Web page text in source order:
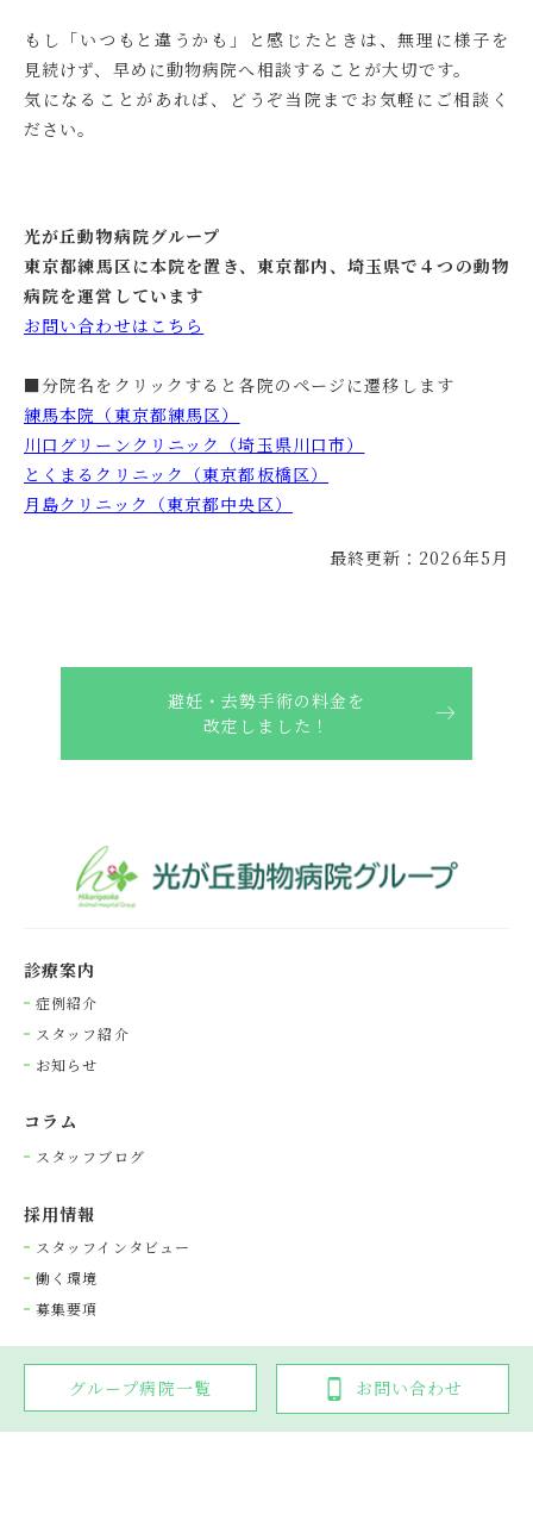
もし「いつもと違うかも」と感じたときは、無理に様子を
見続けず、早めに動物病院へ相談することが大切です。
気になることがあれば、どうぞ当院までお気軽にご相談く
ださい。
光が丘動物病院グループ
東京都練馬区に本院を置き、東京都内、埼玉県で４つの動物
病院を運営しています
お問い合わせはこちら
■分院名をクリックすると各院のページに遷移します
練馬本院（東京都練馬区）
川口グリーンクリニック（埼玉県川口市）
とくまるクリニック（東京都板橋区）
月島クリニック（東京都中央区）
最終更新：2026年5月
避妊・去勢手術の料金を
改定しました！
診療案内
症例紹介
スタッフ紹介
お知らせ
コラム
スタッフブログ
採⽤情報
スタッフインタビュー
働く環境
募集要項
Copyright © 光が丘動物病院グループ. All rights reserved.
グループ病院一覧 お問い合わせ